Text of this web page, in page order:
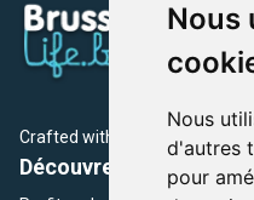
Nous
Nous
d'autres
pour
Crafted with by Brusselslife
Découvrez plus de 12